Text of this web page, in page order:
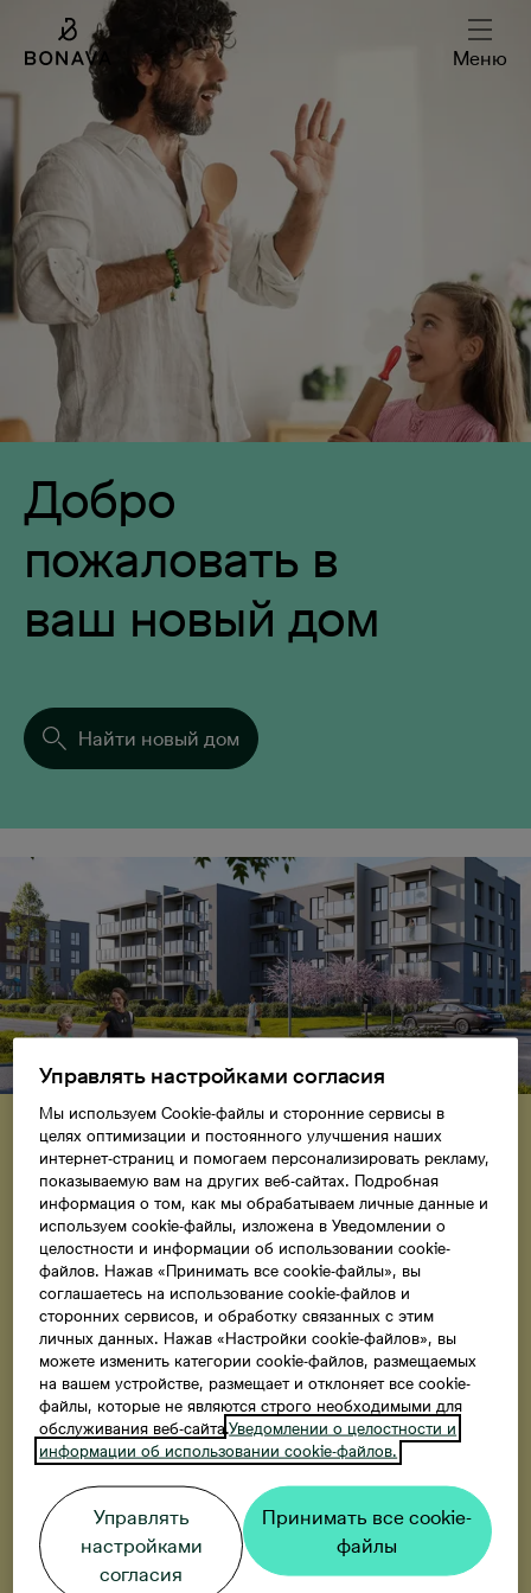
Меню
Добро
пожаловать в
ваш новый дом
Найти новый дом
Найдите новый дом в
уютном и дружелюбном для
семьи Саку
Kirsiõue — это место, где дети могут безопасно
играть с соседскими ребятами, а всё необходимое
находится в шаговой доступности. Окружённая
лесом среда, уютные дворы и современные дома
создают идеальные условия для семьи, которая
ищет спокойствие недалеко от города и ценит
удобное сообщение с центром Таллинна — дорога
из Саку на машине или поезде занимает всего
году. Ознакомьтесь с квартирами и стартовым
предложением уже сегодня!
Управлять настройками согласия
Мы используем Cookie-файлы и сторонние сервисы в
целях оптимизации и постоянного улучшения наших
интернет-страниц и помогаем персонализировать рекламу,
показываемую вам на других веб-сайтах. Подробная
информация о том, как мы обрабатываем личные данные и
используем cookie-файлы, изложена в Уведомлении о
целостности и информации об использовании cookie-
файлов. Нажав «Принимать все cookie-файлы», вы
соглашаетесь на использование cookie-файлов и
сторонних сервисов, и обработку связанных с этим
личных данных. Нажав «Настройки cookie-файлов», вы
можете изменить категории cookie-файлов, размещаемых
на вашем устройстве, размещает и отклоняет все cookie-
файлы, которые не являются строго необходимыми для
обслуживания веб-сайта.Уведомлении о целостности и
информации об использовании cookie-файлов.
Управлять
настройками
согласия
Принимать все cookie-
файлы